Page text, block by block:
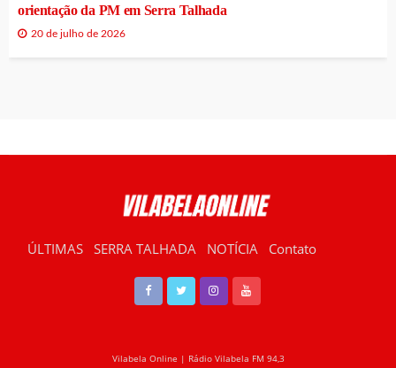
orientação da PM em Serra Talhada
20 de julho de 2026
ÚLTIMAS SERRA TALHADA NOTÍCIA Contato
Vilabela Online | Rádio Vilabela FM 94,3